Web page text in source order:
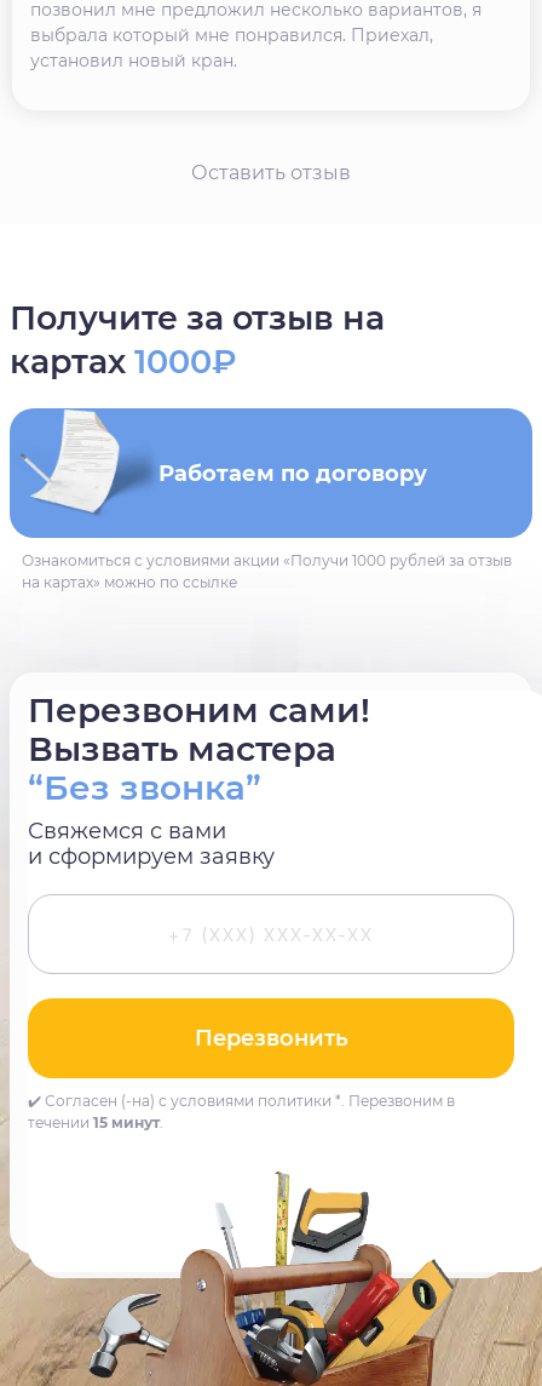
позвонил мне предложил несколько вариантов, я
выбрала который мне понравился. Приехал,
установил новый кран.
Оставить отзыв
Перезвоним сами!
Вызвать мастера
“Без звонка”
Свяжемся с вами
и сформируем заявку
Перезвонить
✔️ Согласен (-на) с условиями политики *. Перезвоним в
течении 15 минут.
Получите за отзыв на
картах 1000₽
Работаем по договору
Ознакомиться с условиями акции «Получи 1000 рублей за отзыв
на картах» можно по ссылке